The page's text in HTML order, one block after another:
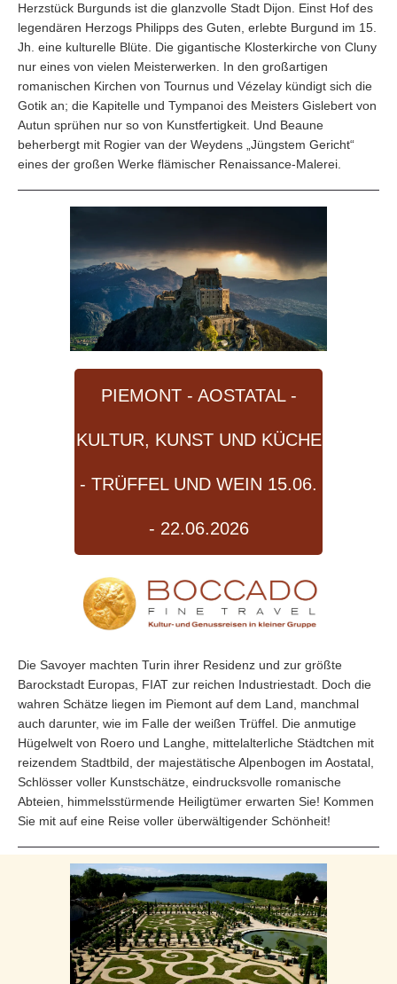
Herzstück Burgunds ist die glanzvolle Stadt Dijon. Einst Hof des
legen­dären Herzogs Philipps des Guten, erlebte Burgund im 15.
Jh. eine kulturelle Blüte. Die gigantische Klosterkirche von Cluny
nur eines von vielen Meisterwerken. In den großartigen
romanischen Kirchen von Tournus und Vézelay kündigt sich die
Gotik an; die Kapitelle und Tympanoi des Meisters Gislebert von
Autun sprühen nur so von Kunstfertigkeit. Und Beaune
beherbergt mit Rogier van der Weydens „Jüngstem Gericht“
eines der großen Werke flämischer Renaissance-Malerei.
PIEMONT - AOSTATAL -
KULTUR, KUNST UND KÜCHE
- TRÜFFEL UND WEIN 15.06.
- 22.06.2026
Die Savoyer machten Turin ihrer Residenz und zur größte
Barockstadt Europas, FIAT zur reichen Industriestadt. Doch die
wahren Schätze liegen im Piemont auf dem Land, manchmal
auch darunter, wie im Falle der weißen Trüffel. Die anmutige
Hügelwelt von Roero und Langhe, mittelalterliche Städtchen mit
reizendem Stadtbild, der majestätische Alpenbogen im Aostatal,
Schlösser voller Kunstschätze, eindrucksvolle romanische
Abteien, himmelsstürmende Heiligtümer erwarten Sie! Kommen
Sie mit auf eine Reise voller überwältigender Schönheit!